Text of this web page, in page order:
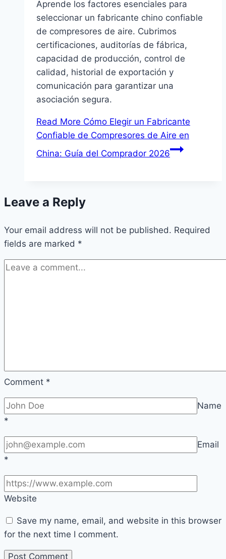
Aprende los factores esenciales para
seleccionar un fabricante chino confiable
de compresores de aire. Cubrimos
certificaciones, auditorías de fábrica,
capacidad de producción, control de
calidad, historial de exportación y
comunicación para garantizar una
asociación segura.
Read More Cómo Elegir un Fabricante
Confiable de Compresores de Aire en
China: Guía del Comprador 2026
Leave a Reply
Your email address will not be published. Required
fields are marked *
Comment *
Name
*
Email
*
Website
Save my name, email, and website in this browser
for the next time I comment.